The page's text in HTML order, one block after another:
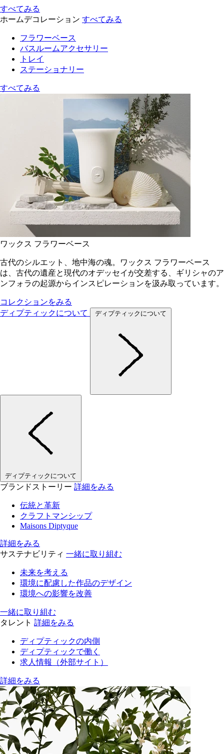
すべてみる
ホームデコレーション すべてみる
フラワーベース
バスルームアクセサリー
トレイ
ステーショナリー
すべてみる
ワックス フラワーベース
古代のシルエット、地中海の魂。ワックス フラワーベース
は、古代の遺産と現代のオデッセイが交差する、ギリシャのア
ンフォラの起源からインスピレーションを汲み取っています。
コレクションをみる
ディプティックについて
ディプティックについて
ディプティックについて
ブランドストーリー 詳細をみる
伝統と革新
クラフトマンシップ
Maisons Diptyque
詳細をみる
サステナビリティ 一緒に取り組む
未来を考える
環境に配慮した作品のデザイン
環境への影響を改善
一緒に取り組む
タレント 詳細をみる
ディプティックの内側
ディプティックで働く
求人情報（外部サイト）
詳細をみる